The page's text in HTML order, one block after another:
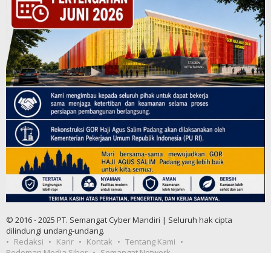
© 2016 - 2025 PT. Semangat Cyber Mandiri | Seluruh hak cipta
dilindungi undang-undang.
Redaksi
Karir Kontak
Tentang Kami